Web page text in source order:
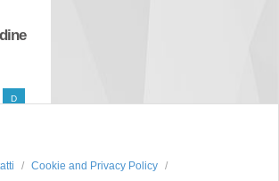
D
Cookie and Privacy Policy